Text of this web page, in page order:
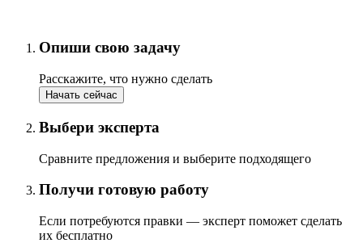
Опиши свою задачу
Расскажите, что нужно сделать
Начать сейчас
Выбери эксперта
Сравните предложения и выберите подходящего
Получи готовую работу
Если потребуются правки — эксперт поможет сделать
их бесплатно